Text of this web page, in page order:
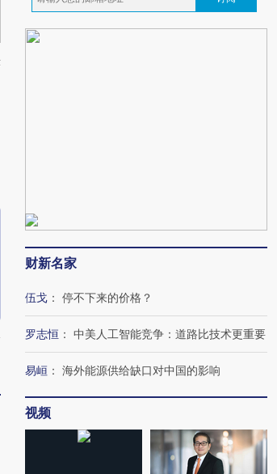
航飞行员跨国走私7万
视线｜被称为“蟑螂”的印
财新名家
伍戈 ： 停不下来的价格？
罗志恒 ： 中美人工智能竞争：道路比技术更重要
易峘 ： 海外能源供给缺口对中国的影响
视频